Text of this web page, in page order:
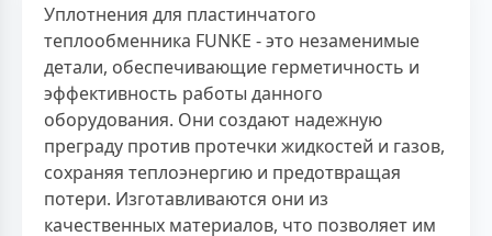
Уплотнения для пластинчатого
теплообменника FUNKE - это незаменимые
детали, обеспечивающие герметичность и
эффективность работы данного
оборудования. Они создают надежную
преграду против протечки жидкостей и газов,
сохраняя теплоэнергию и предотвращая
потери. Изготавливаются они из
качественных материалов, что позволяет им